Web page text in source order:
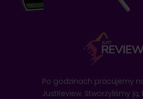
Po godzinach pracujemy
JustReview. Stworzyliśmy